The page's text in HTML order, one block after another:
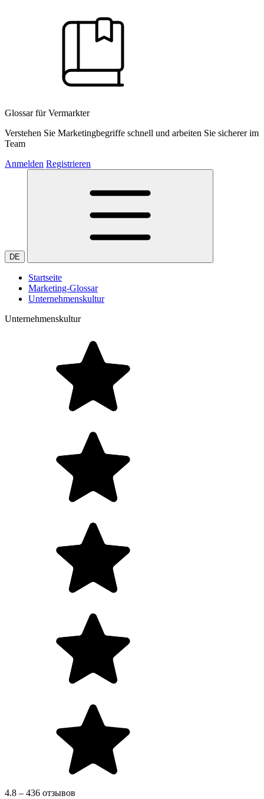
Glossar für Vermarkter
Verstehen Sie Marketingbegriffe schnell und arbeiten Sie sicherer im
Team
Anmelden Registrieren
DE
Startseite
Marketing-Glossar
Unternehmenskultur
Unternehmenskultur
4.8 – 436 отзывов